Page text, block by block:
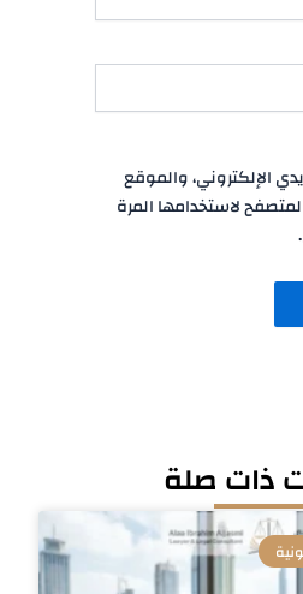
الإلكتروني، والموقع
لاستخدامها المرة
ذات صلة